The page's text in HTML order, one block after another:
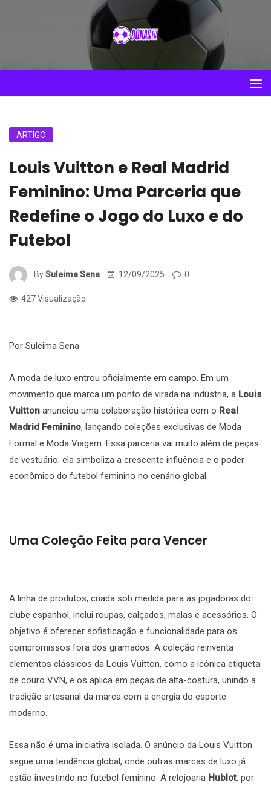
ARTIGO
Louis Vuitton e Real Madrid
Feminino: Uma Parceria que
Redefine o Jogo do Luxo e do
Futebol
BySuleima Sena 12/09/2025 0
427 Visualização
Por Suleima Sena
A moda de luxo entrou oficialmente em campo. Em um
movimento que marca um ponto de virada na indústria, a Louis
Vuitton anunciou uma colaboração histórica com o Real
Madrid Feminino, lançando coleções exclusivas de Moda
Formal e Moda Viagem. Essa parceria vai muito além de peças
de vestuário; ela simboliza a crescente influência e o poder
econômico do futebol feminino no cenário global.
Uma Coleção Feita para Vencer
A linha de produtos, criada sob medida para as jogadoras do
clube espanhol, inclui roupas, calçados, malas e acessórios. O
objetivo é oferecer sofisticação e funcionalidade para os
compromissos fora dos gramados. A coleção reinventa
elementos clássicos da Louis Vuitton, como a icônica etiqueta
de couro VVN, e os aplica em peças de alta-costura, unindo a
tradição artesanal da marca com a energia do esporte
moderno.
Essa não é uma iniciativa isolada. O anúncio da Louis Vuitton
segue uma tendência global, onde outras marcas de luxo já
estão investindo no futebol feminino. A relojoaria Hublot, por